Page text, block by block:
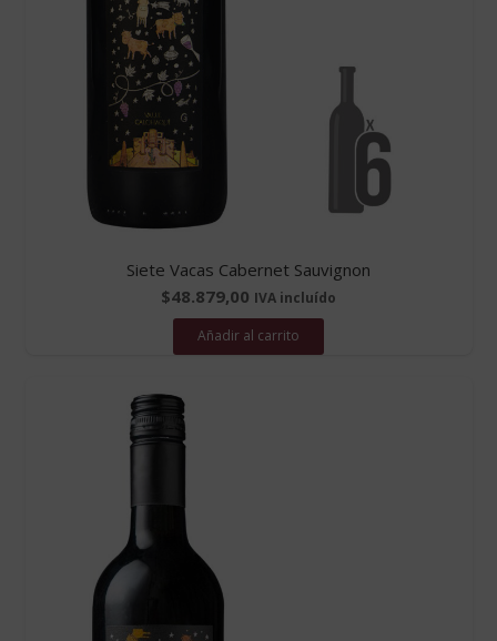
Siete Vacas Cabernet Sauvignon
$48.879,00 IVA incluído
Añadir al carrito